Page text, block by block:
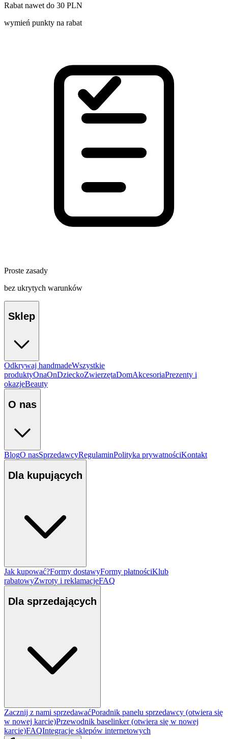
Rabat nawet do 30 PLN
wymień punkty na rabat
Proste zasady
bez ukrytych warunków
Sklep
Odkrywaj handmadeWszystkie
produktyOnaOnDzieckoZwierzętaDomAkcesoriaPrezenty i
okazjeBeauty
O nas
BlogO nasSprzedawcyRegulaminPolityka prywatnościKontakt
Dla kupujących
Jak kupować?Formy dostawyFormy płatnościKlub
rabatowyZwroty i reklamacjeFAQ
Dla sprzedających
Zacznij z nami sprzedawaćPoradnik panelu sprzedawcy (otwiera się
w nowej karcie)Przewodnik baselinker(otwiera się w nowej
karcie)FAQIntegracje sklepów internetowych